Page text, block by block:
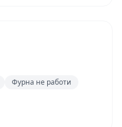
Фурна не работи